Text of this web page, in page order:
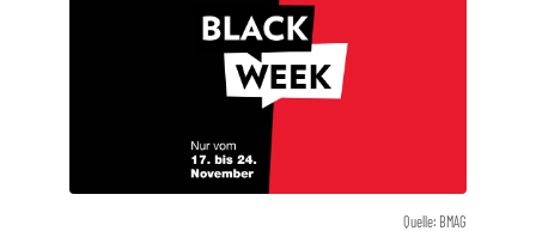
Quelle: BMAG